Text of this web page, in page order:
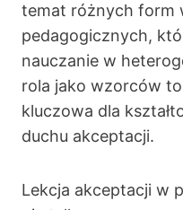
temat różnych form
pedagogicznych,
nauczanie w
rola jako wzorców
kluczowa dla
duchu akceptacji.
Lekcja akceptacji w